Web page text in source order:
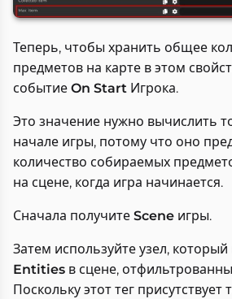
Теперь, чтобы хранить общее
предметов на карте в этом
событие On Start Игрока.
Это значение нужно вычислить
начале игры, потому что оно
количество собираемых
на сцене, когда игра начинается.
Сначала получите Scene игры.
Затем используйте узел,
Entities в сцене,
Поскольку этот тег